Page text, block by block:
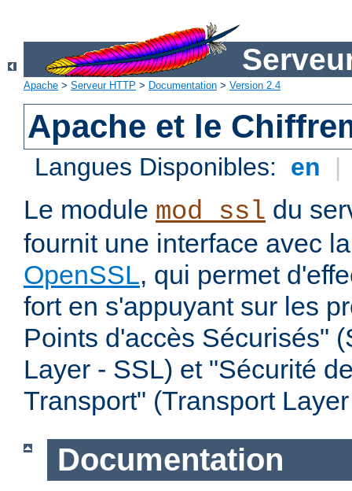
Apache > Serveur HTTP > Documentation > Version 2.4
Apache et le
Langues Disponibles: en |
Le module mod_ssl du
fournit une interface avec
OpenSSL, qui permet
fort en s'appuyant sur les
Points d'accès Sécurisés"
Layer - SSL) et "Sécurité
Transport" (Transport
Documentation